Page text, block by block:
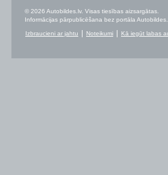
© 2026 Autobildes.lv. Visas tiesības aizsargātas.
Informācijas pārpublicēšana bez portāla
Izbraucieni ar jahtu Noteikumi Kā iegūt labas